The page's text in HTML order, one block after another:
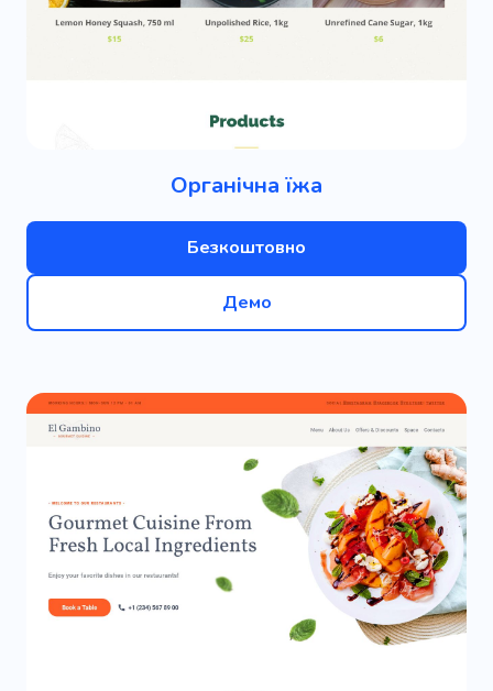
Органічна їжа
Безкоштовно
Демо